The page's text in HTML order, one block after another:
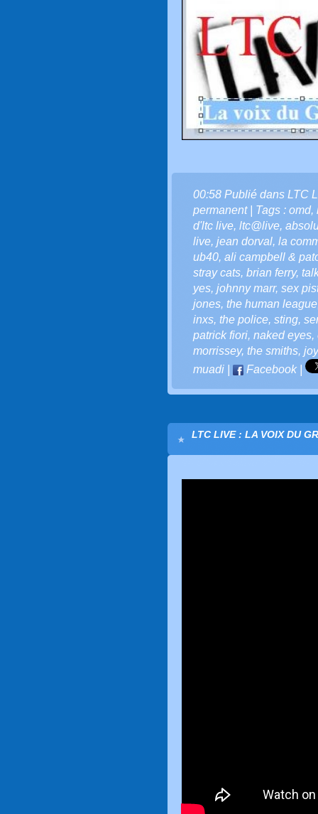
00:58 Publié dans LTC
permanent| Tags : omd,
d'ltc live, ltc@live,
live, jean dorval, la
ub40, ali campbell &
stray cats, brian ferry,
yes, johnny marr, sex
jones, the human league
inxs, the police, sting,
patrick fiori, naked eyes,
morrissey, the smiths,
muadi
Facebook|
LTC LIVE : LA VOIX DU